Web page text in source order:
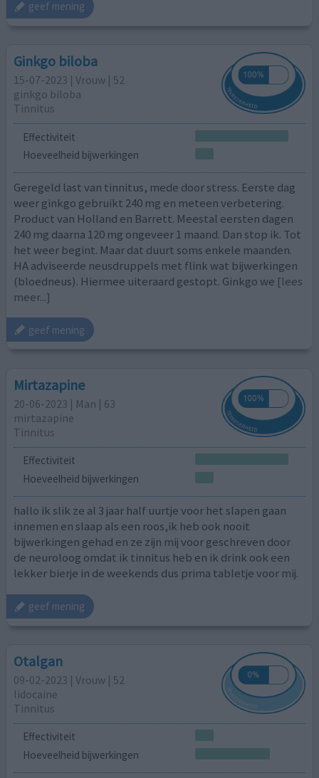
geef mening
Ginkgo biloba
15-07-2023 | Vrouw | 52
ginkgo biloba
Tinnitus
Effectiviteit
Hoeveelheid bijwerkingen
Geregeld last van tinnitus, mede door stress. Eerste dag
weer ginkgo gebruikt 240 mg en meteen verbetering.
Product van Holland en Barrett. Meestal eersten dagen
240 mg daarna 120 mg ongeveer 1 maand. Dan stop ik. Tot
het weer begint. Maar dat duurt soms enkele maanden.
HA adviseerde neusdruppels met flink wat bijwerkingen
(bloedneus). Hiermee uiteraard gestopt. Ginkgo we [lees
meer...]
geef mening
Mirtazapine
20-06-2023 | Man | 63
mirtazapine
Tinnitus
Effectiviteit
Hoeveelheid bijwerkingen
hallo ik slik ze al 3 jaar half uurtje voor het slapen gaan
innemen en slaap als een roos,ik heb ook nooit
bijwerkingen gehad en ze zijn mij voor geschreven door
de neuroloog omdat ik tinnitus heb en ik drink ook een
lekker bierje in de weekends dus prima tabletje voor mij.
geef mening
Otalgan
09-02-2023 | Vrouw | 52
lidocaine
Tinnitus
Effectiviteit
Hoeveelheid bijwerkingen